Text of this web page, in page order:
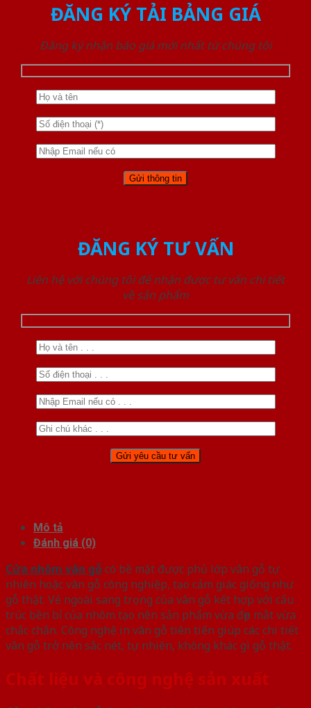
ĐĂNG KÝ TẢI BẢNG GIÁ
Đăng ký nhận báo giá mới nhất từ chúng tôi
ĐĂNG KÝ TƯ VẤN
Liên hệ với chúng tôi để nhận được tư vấn chi tiết
về sản phẩm
Mô tả
Đánh giá (0)
Cửa nhôm vân gỗcó bề mặt được phủ lớp vân gỗ tự
nhiên hoặc vân gỗ công nghiệp, tạo cảm giác giống như
gỗ thật. Vẻ ngoài sang trọng của vân gỗ kết hợp với cấu
trúc bền bỉ của nhôm tạo nên sản phẩm vừa đẹp mắt vừa
chắc chắn. Công nghệ in vân gỗ tiên tiến giúp các chi tiết
vân gỗ trở nên sắc nét, tự nhiên, không khác gì gỗ thật.
Chất liệu và công nghệ sản xuất